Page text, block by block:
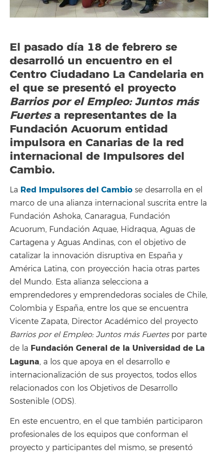
El pasado día 18 de febrero se
desarrolló un encuentro en el
Centro Ciudadano La Candelaria en
el que se presentó el proyecto
Barrios por el Empleo: Juntos más
Fuertesa representantes de la
Fundación Acuorum entidad
impulsora en Canarias de la red
internacional de Impulsores del
Cambio.
La Red Impulsores del Cambio se desarrolla en el
marco de una alianza internacional suscrita entre la
Fundación Ashoka, Canaragua, Fundación
Acuorum, Fundación Aquae, Hidraqua, Aguas de
Cartagena y Aguas Andinas, con el objetivo de
catalizar la innovación disruptiva en España y
América Latina, con proyección hacia otras partes
del Mundo. Esta alianza selecciona a
emprendedores y emprendedoras sociales de Chile,
Colombia y España, entre los que se encuentra
Vicente Zapata, Director Académico del proyecto
Barrios por el Empleo: Juntos más Fuertespor parte
de la Fundación General de la Universidad de La
Laguna, a los que apoya en el desarrollo e
internacionalización de sus proyectos, todos ellos
relacionados con los Objetivos de Desarrollo
Sostenible (ODS).
En este encuentro, en el que también participaron
profesionales de los equipos que conforman el
proyecto y participantes del mismo, se presentó